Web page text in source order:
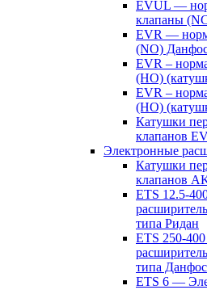
EVUL —
клапаны
EVR —
(NO)
EVR –
(НО)
EVR –
(НО)
Катушки
клапанов
Электронные
Катушки
клапанов
ETS 12.5-
типа Ридан
ETS 250-
типа
ETS 6 —